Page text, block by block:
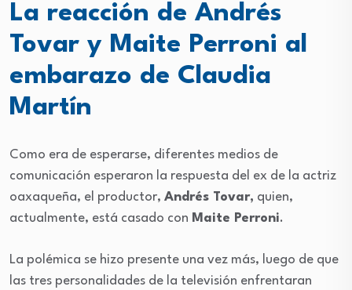
La reacción de Andrés
Tovar y Maite Perroni al
embarazo de Claudia
Martín
Como era de esperarse, diferentes medios de
comunicación esperaron la respuesta del ex de la actriz
oaxaqueña, el productor, Andrés Tovar, quien,
actualmente, está casado con Maite Perroni.
La polémica se hizo presente una vez más, luego de que
las tres personalidades de la televisión enfrentaran